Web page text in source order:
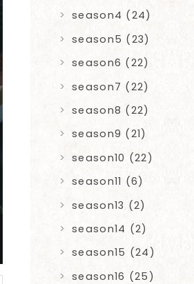
season4 (24)
season5 (23)
season6 (22)
season7 (22)
season8 (22)
season9 (21)
season10 (22)
season11 (6)
season13 (2)
season14 (2)
season15 (24)
season16 (25)